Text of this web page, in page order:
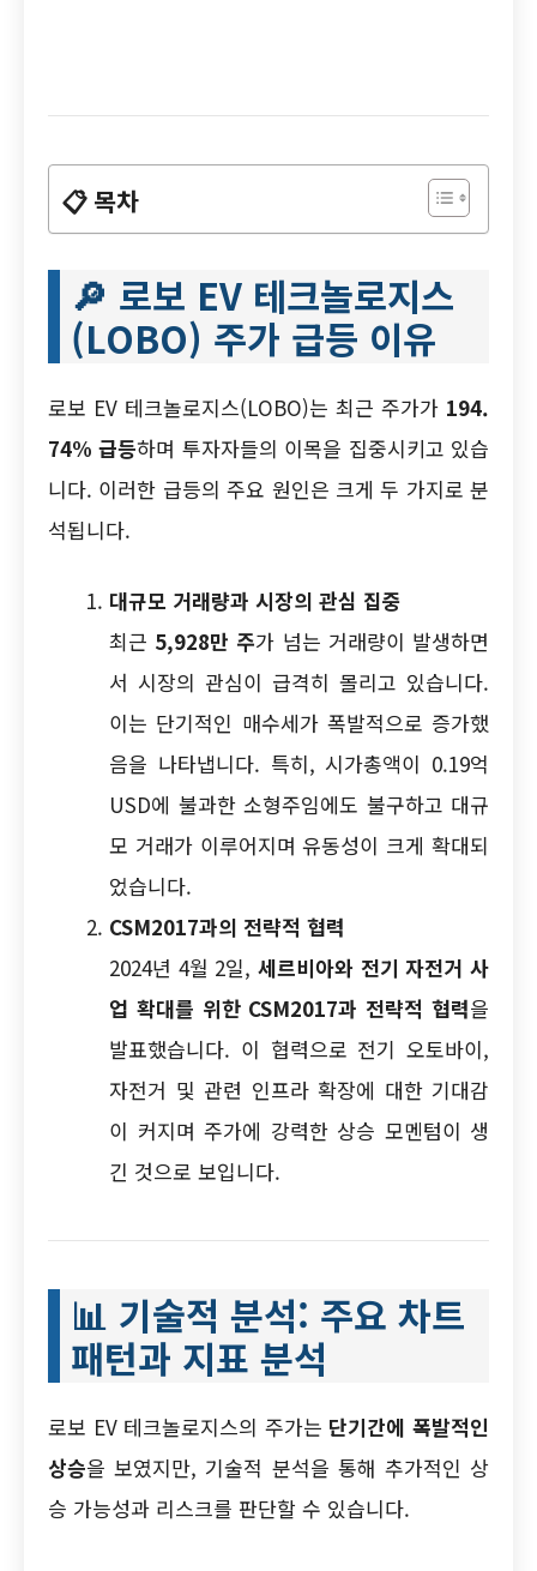
📋 목차
🔎 로보 EV 테크놀로지스
(LOBO) 주가 급등 이유
로보 EV 테크놀로지스(LOBO)는 최근 주가가 194.
74% 급등하며 투자자들의 이목을 집중시키고 있습
니다. 이러한 급등의 주요 원인은 크게 두 가지로 분
석됩니다.
대규모 거래량과 시장의 관심 집중
최근 5,928만 주가 넘는 거래량이 발생하면
서 시장의 관심이 급격히 몰리고 있습니다.
이는 단기적인 매수세가 폭발적으로 증가했
음을 나타냅니다. 특히, 시가총액이 0.19억
USD에 불과한 소형주임에도 불구하고 대규
모 거래가 이루어지며 유동성이 크게 확대되
었습니다.
CSM2017과의 전략적 협력
2024년 4월 2일, 세르비아와 전기 자전거 사
업 확대를 위한 CSM2017과 전략적 협력을
발표했습니다. 이 협력으로 전기 오토바이,
자전거 및 관련 인프라 확장에 대한 기대감
이 커지며 주가에 강력한 상승 모멘텀이 생
긴 것으로 보입니다.
📊 기술적 분석: 주요 차트
패턴과 지표 분석
로보 EV 테크놀로지스의 주가는 단기간에 폭발적인
상승을 보였지만, 기술적 분석을 통해 추가적인 상
승 가능성과 리스크를 판단할 수 있습니다.